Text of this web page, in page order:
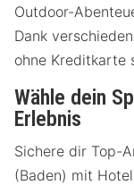
Outdoor-
Dank
ohne Kreditkarte
Wähle dein
Erlebnis
Sichere dir Top-
(Baden) mit